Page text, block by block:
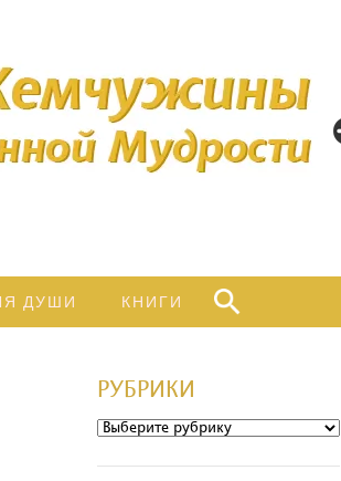
ДУШИ КНИГИ Найти:
РУБРИКИ
Рубрики